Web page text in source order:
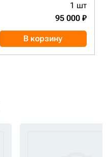
1 шт
95 000 ₽
В корзину